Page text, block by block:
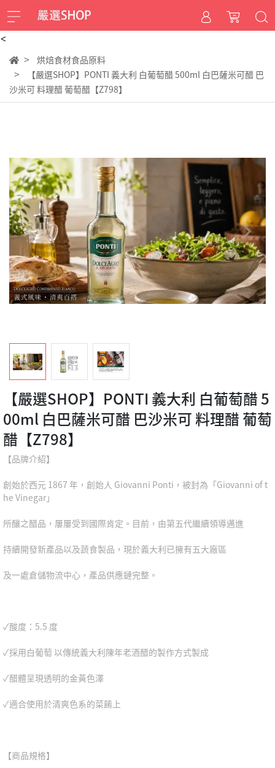
<
烘焙食材食品原料
【嚴選SHOP】PONTI 義大利 白葡萄醋 500ml 白巴薩米可醋 巴
沙米可 料理醋 葡萄醋【Z798】
【嚴選SHOP】PONTI 義大利 白葡萄醋 5
00ml 白巴薩米可醋 巴沙米可 料理醋 葡萄
醋【Z798】
【品牌介紹】
創始於西元 1867 年，創始人 Giovanni Ponti，被封為「Giovanni of t
he Vinegar」
所釀之醋品，屢屢受到國際肯定。目前，由第五代繼續領導邁進
持續開發新產品以及蔬食製品，現於義大利已擁有五大廠區
及一處倉儲物流中心，產品供應鏈完整。
✓酸度：5.5 度
✓採用白葡萄 以傳統義大利陳年老酒醋的製作方式製成
✓醋體呈現透明的金黃色澤
✓適合使用於清爽色系的菜餚上
【商品規格】